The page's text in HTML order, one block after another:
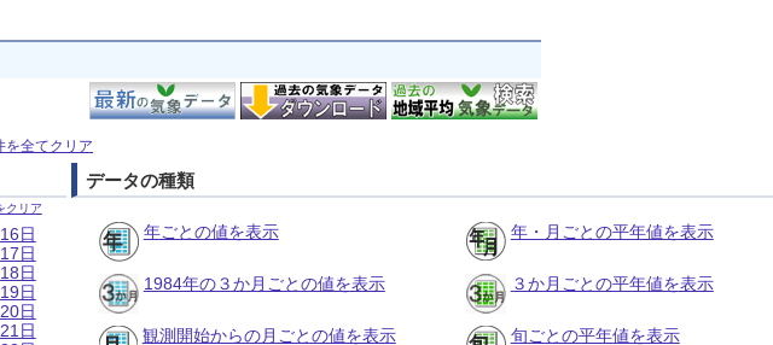
を全てクリア
クリア
16日
17日
18日
19日
20日
21日
データの種類
年ごとの値を表示 年・月ごとの平年値を表示
1984年の３か月ごとの値を表示 ３か月ごとの平年値を表示
観測開始からの月ごとの値を表示 旬ごとの平年値を表示